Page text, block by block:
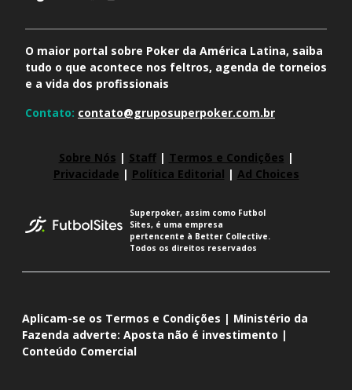
O maior portal sobre Poker da América Latina, saiba
tudo o que acontece nos feltros, agenda de torneios
e a vida dos profissionais
Contato: contato@gruposuperpoker.com.br
Sobre Nós | Staff| Termos e Condições |
Privacidade | Política Editorial | Ad Choices
Superpoker, assim como Futbol
Sites, é uma empresa
pertencente à Better Collective.
Todos os direitos reservados
Aplicam-se os Termos e Condições | Ministério da
Fazenda adverte: Aposta não é investimento |
Conteúdo Comercial